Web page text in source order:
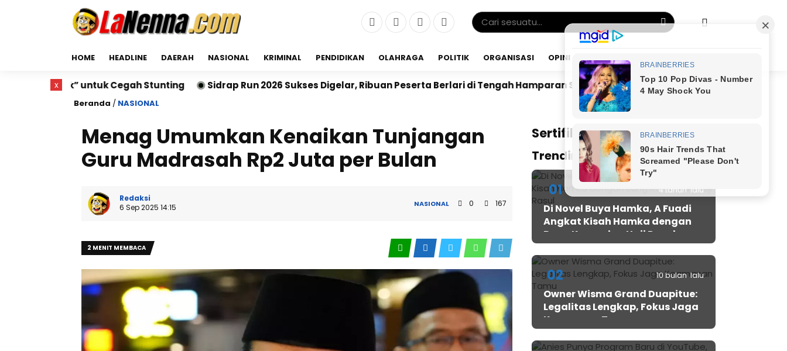
HOME HEADLINE DAERAH NASIONAL KRIMINAL PENDIDIKAN OLAHRAGA POLITIK ORGANISASI OPINI
untuk Cegah Stunting Sidrap Run 2026 Sukses Digelar, Ribuan Peserta Berlari di Tengah Hamparan Sawah Dr. Bunyamin Yapid di Kairo: Tak Mampu Kelola
Beranda / NASIONAL
Menag Umumkan Kenaikan Tunjangan
Guru Madrasah Rp2 Juta per Bulan
Redaksi
6 Sep 2025 14:15
NASIONAL 0 167
2 MENIT MEMBACA
Sertifikat JMSI
Trending Post
01 4 tahun lalu
Di Novel Buya Hamka, A Fuadi
Angkat Kisah Hamka dengan
Bung Karno dan Haji Rasul
02 10 bulan lalu
Owner Wisma Grand Duapitue:
Legalitas Lengkap, Fokus Jaga
Keamanan Tamu
x x